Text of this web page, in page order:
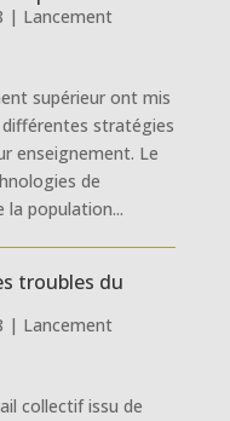
| Lancement
supérieur ont mis
stratégies
enseignement. Le
de
la population...
troubles du
| Lancement
collectif issu de